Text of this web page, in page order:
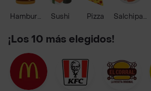
HamburguesaSushi Pizza Salchipapas
¡Los 10 más elegidos!